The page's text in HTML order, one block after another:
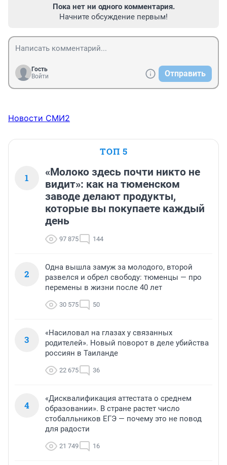
Пока нет ни одного комментария.
Начните обсуждение первым!
Гость
Войти
Отправить
Новости СМИ2
ТОП 5
1
«Молоко здесь почти никто не
видит»: как на тюменском
заводе делают продукты,
которые вы покупаете каждый
день
97 875 144
2
Одна вышла замуж за молодого, второй
развелся и обрел свободу: тюменцы — про
перемены в жизни после 40 лет
30 575 50
3
«Насиловал на глазах у связанных
родителей». Новый поворот в деле убийства
россиян в Таиланде
22 675 36
4
«Дисквалификация аттестата о среднем
образовании». В стране растет число
стобалльников ЕГЭ — почему это не повод
для радости
21 749 16